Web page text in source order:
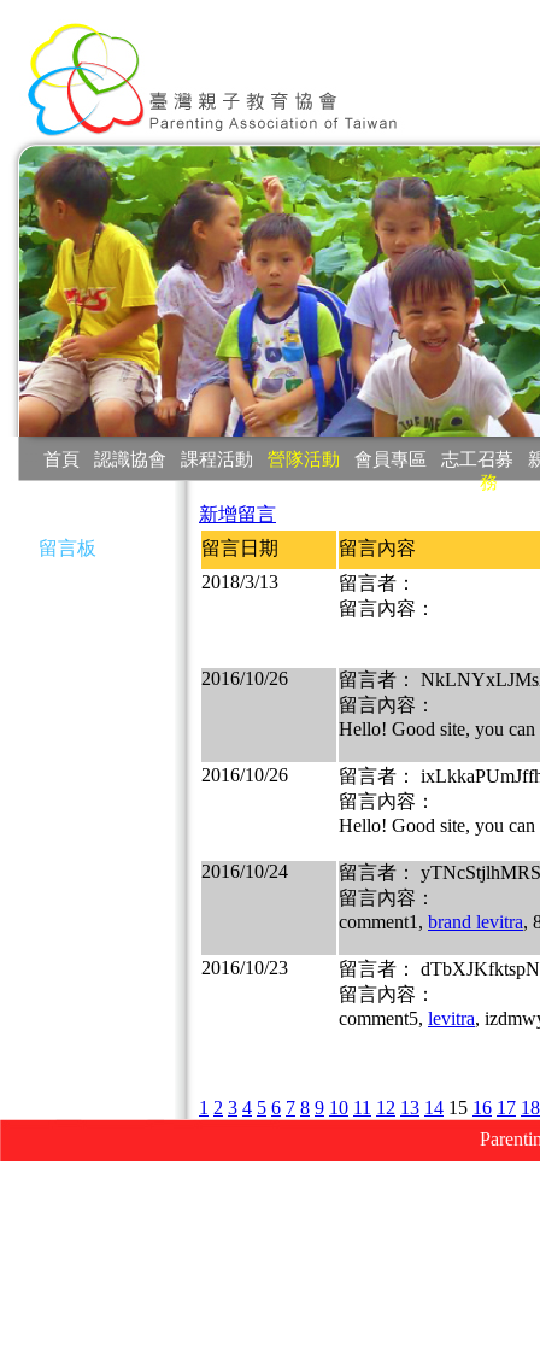
首頁 認識協會 課程活動 營隊活動 會員專區 志工召募
務
留言板
新增留言
留言日期
留言內容
2018/3/13
留言者：
留言內容：
2016/10/26
留言者：
留言內容：
Hello! Good site, you
2016/10/26
留言者：
留言內容：
Hello! Good site, you
2016/10/24
留言者： yTNcStjlhMRS
留言內容：
comment1, brand levitra,
2016/10/23
留言者：
留言內容：
comment5, levitra,
1 2 3 4 5 6 7 8 9 10 11 12 13 14 15 16 17 18